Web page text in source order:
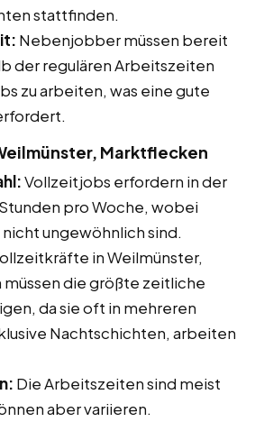
stattfinden.
Nebenjobber müssen bereit
der regulären Arbeitszeiten
zu arbeiten, was eine gute
Marktflecken
Vollzeitjobs erfordern in der
pro Woche, wobei
ungewöhnlich sind.
in Weilmünster,
die größte zeitliche
da sie oft in mehreren
Nachtschichten, arbeiten
Die Arbeitszeiten sind meist
aber variieren.